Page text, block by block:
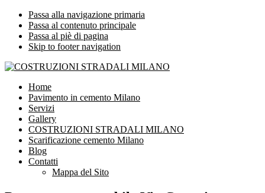
Passa alla navigazione primaria
Passa al contenuto principale
Passa al piè di pagina
Skip to footer navigation
COSTRUZIONI STRADALI MILANO
Impresa leader nelle costruzioni stradali Milano
Home
Pavimento in cemento Milano
Servizi
Gallery
COSTRUZIONI STRADALI MILANO
Scarificazione cemento Milano
Blog
Contatti
Mappa del Sito